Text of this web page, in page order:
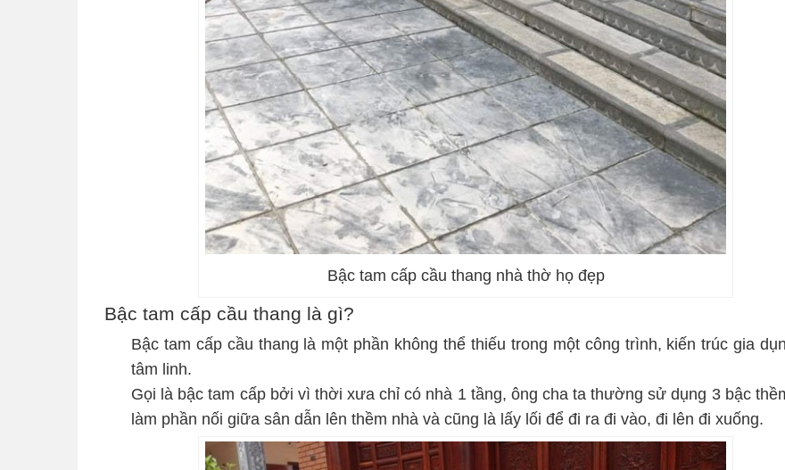
Bậc tam cấp cầu thang nhà thờ họ đẹp
Bậc tam cấp cầu thang là gì?
Bậc tam cấp cầu thang là một phần không thể thiếu trong một công trình, kiến trúc gia
tâm linh.
Gọi là bậc tam cấp bởi vì thời xưa chỉ có nhà 1 tầng, ông cha ta thường sử dụng 3 bậc
làm phần nối giữa sân dẫn lên thềm nhà và cũng là lấy lối để đi ra đi vào, đi lên đi xuống.